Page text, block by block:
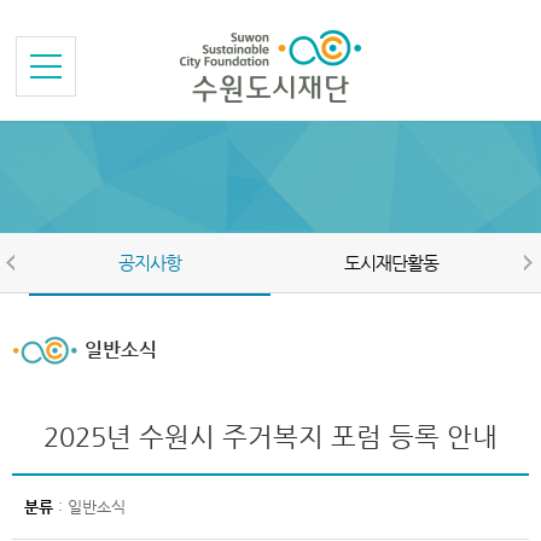
공지사항 도시재단활동
일반소식
2025년 수원시 주거복지 포럼 등록 안내
분류 : 일반소식